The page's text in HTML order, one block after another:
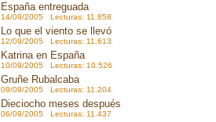
España entreguada
14/09/2005 Lecturas: 11.858
Lo que el viento se llevó
12/09/2005 Lecturas: 11.613
Katrina en España
10/09/2005 Lecturas: 10.526
Gruñe Rubalcaba
09/09/2005 Lecturas: 11.204
Dieciocho meses después
06/09/2005 Lecturas: 11.437